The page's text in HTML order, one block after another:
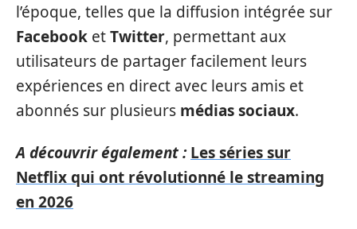
l’époque, telles que la diffusion intégrée sur
Facebook etTwitter, permettant aux
utilisateurs de partager facilement leurs
expériences en direct avec leurs amis et
abonnés sur plusieurs médias sociaux.
A découvrir également : Les séries sur
Netflix qui ont révolutionné le streaming
en 2026